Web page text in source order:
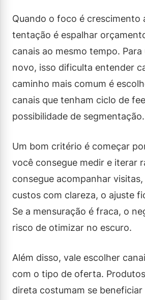
Quando o foco é crescimento
tentação é espalhar
canais ao mesmo tempo.
novo, isso dificulta entender
caminho mais comum é
canais que tenham ciclo de
possibilidade de segmentação.
Um bom critério é começar
você consegue medir e iterar
consegue acompanhar
custos com clareza, o ajuste
Se a mensuração é fraca, o
risco de otimizar no escuro.
Além disso, vale escolher
com o tipo de oferta.
direta costumam se beneficiar